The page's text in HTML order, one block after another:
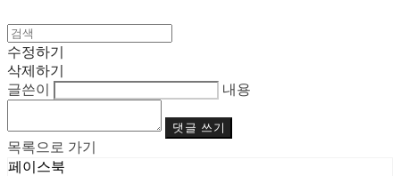
수정하기
삭제하기
글쓴이
내용
댓글 쓰기
목록으로 가기
페이스북